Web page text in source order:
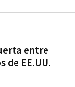
entre
de EE.UU.